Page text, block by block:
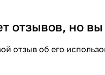
отзывов, но
отзыв об его